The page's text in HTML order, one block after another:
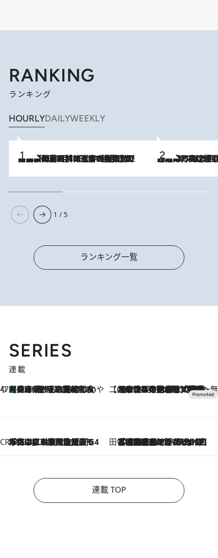
RANKING
ランキング
HOURLYDAILYWEEKLY
2026.8.8
「最後に見られてよかった」上野動物園の東園パンダ舎が解体前に特別公開。8月16日まで延長されたパネル展と共に辿る“半世紀”のパンダ飼育《解体工事の図面あり》 2026.8.7
「湘南乃風に憧れて」観客大盛上がりの“タオル回し”に、ラッパー顔負けの高速歌唱まで…さだまさし（74）のアグレッシブすぎる現在地
1 / 5
ランキング一覧
SERIES
連載
47都道府県の手みやげ ひんやりスイーツで夏を満喫
2026.8.8
【兵庫県】この夏絶対食べたい 冷やしておいしいおやつ3選 淡路島の恵みをジェラートに集約 【CREA×星野リゾート】唯一無二。癒しと発見が待つ場所へ
2026.8.7
【トンボの足水浴】ヒノキの香りに包まれて涼感マックス！約13℃の湧水かけ流しを避暑地「星野温泉 トンボの湯」で体験
CREA'S CHOICE
2026.8.7
「立川にも歌舞伎があるんだよ」 片岡仁左衛門・市川中車ら豪華座組みで4年目の立川立飛歌舞伎へ 田中稲の勝手に再ブーム
2026.8.7
「湘南乃風に憧れて」観客大盛上がりの“タオル回し”に、ラッパー顔負けの高速歌唱まで…さだまさし（74）のアグレッシブすぎる現在地
連載 TOP